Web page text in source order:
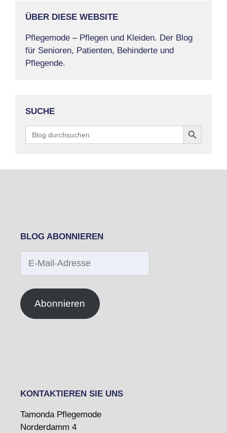
ÜBER DIESE WEBSITE
Pflegemode – Pflegen und Kleiden. Der Blog
für Senioren, Patienten, Behinderte und
Pflegende.
SUCHE
Search
for:
Search Button
BLOG ABONNIEREN
Mail-
Abonnieren
KONTAKTIEREN SIE UNS
Tamonda Pflegemode
Norderdamm 4